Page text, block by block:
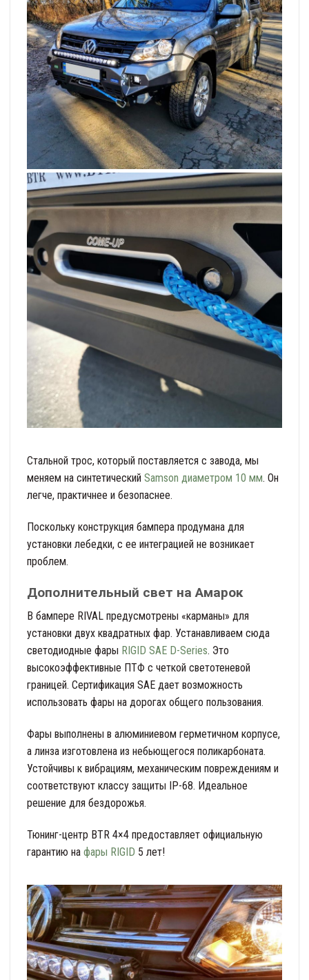
Стальной трос, который поставляется с завода, мы
меняем на синтетический Samson диаметром 10 мм. Он
легче, практичнее и безопаснее.
Поскольку конструкция бампера продумана для
установки лебедки, с ее интеграцией не возникает
проблем.
Дополнительный свет на Амарок
В бампере RIVAL предусмотрены «карманы» для
установки двух квадратных фар. Устанавливаем сюда
светодиодные фары RIGID SAE D-Series. Это
высокоэффективные ПТФ с четкой светотеневой
границей. Сертификация SAE дает возможность
использовать фары на дорогах общего пользования.
Фары выполнены в алюминиевом герметичном корпусе,
а линза изготовлена из небьющегося поликарбоната.
Устойчивы к вибрациям, механическим повреждениям и
соответствуют классу защиты IP-68. Идеальное
решение для бездорожья.
Тюнинг-центр BTR 4×4 предоставляет официальную
гарантию на фары RIGID 5 лет!